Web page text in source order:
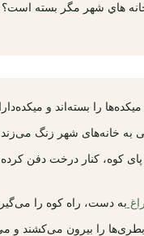
هاي شهر مگر بسته است؟
را بسته‌اند و
به خانه‌های شهر زنگ
کوه، کنار درخت دفن
به دست، راه کوه را
را بیرون می‌کشند و